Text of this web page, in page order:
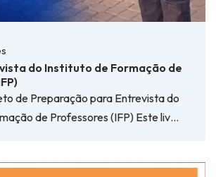
do Instituto de Formação de
de Preparação para Entrevista do
de Professores (IFP) Este liv…